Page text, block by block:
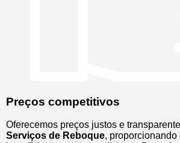
Preços competitivos
Oferecemos preços justos e
Serviços de Reboque,